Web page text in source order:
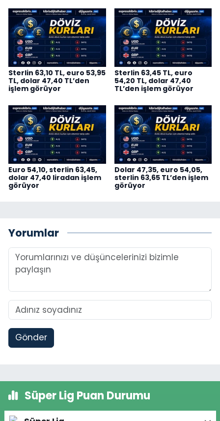
Sterlin 63,10 TL, euro 53,95
TL, dolar 47,40 TL’den
işlem görüyor
Sterlin 63,45 TL, euro
54,20 TL, dolar 47,40
TL’den işlem görüyor
Euro 54,10, sterlin 63,45,
dolar 47,40 liradan işlem
görüyor
Dolar 47,35, euro 54,05,
sterlin 63,65 TL’den işlem
görüyor
Yorumlar
Gönder
Süper Lig Puan Durumu